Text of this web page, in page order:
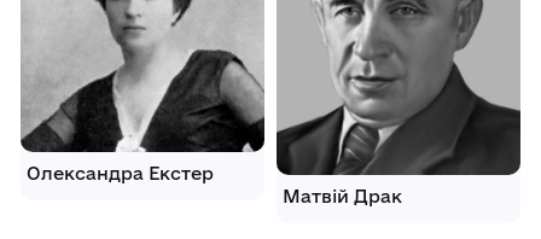
Олександра Екстер
Матвій Драк